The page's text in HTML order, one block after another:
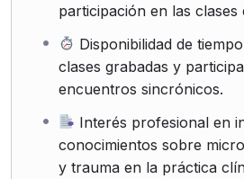
participación en las clases
Disponibilidad de
clases grabadas y
encuentros sincrónicos.
Interés profesional en
conocimientos sobre
y trauma en la práctica